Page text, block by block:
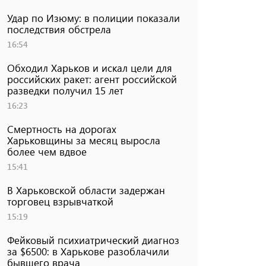
Удар по Изюму: в полиции показали
последствия обстрела
16:54
Обходил Харьков и искал цели для
российских ракет: агент российской
разведки получил 15 лет
16:23
Смертность на дорогах
Харьковщины за месяц выросла
более чем вдвое
15:41
В Харьковской области задержан
торговец взрывчаткой
15:19
Фейковый психиатрический диагноз
за $6500: в Харькове разоблачили
бывшего врача